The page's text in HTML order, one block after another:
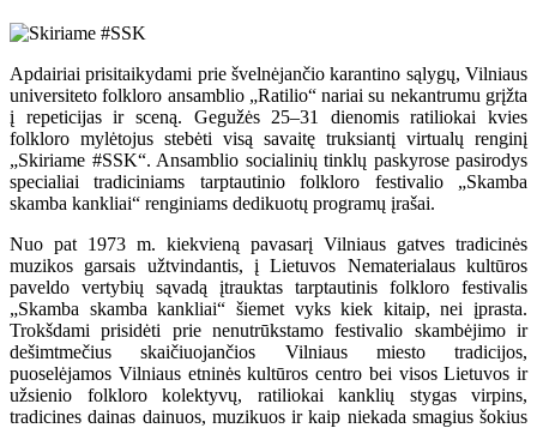
Apdairiai prisitaikydami prie švelnėjančio karantino sąlygų, Vilniaus
universiteto folkloro ansamblio „Ratilio“ nariai su nekantrumu grįžta
į repeticijas ir sceną. Gegužės 25–31 dienomis ratiliokai kvies
folkloro mylėtojus stebėti visą savaitę truksiantį virtualų renginį
„Skiriame #SSK“. Ansamblio socialinių tinklų paskyrose pasirodys
specialiai tradiciniams tarptautinio folkloro festivalio „Skamba
skamba kankliai“ renginiams dedikuotų programų įrašai.
Nuo pat 1973 m. kiekvieną pavasarį Vilniaus gatves tradicinės
muzikos garsais užtvindantis, į Lietuvos Nematerialaus kultūros
paveldo vertybių sąvadą įtrauktas tarptautinis folkloro festivalis
„Skamba skamba kankliai“ šiemet vyks kiek kitaip, nei įprasta.
Trokšdami prisidėti prie nenutrūkstamo festivalio skambėjimo ir
dešimtmečius skaičiuojančios Vilniaus miesto tradicijos,
puoselėjamos Vilniaus etninės kultūros centro bei visos Lietuvos ir
užsienio folkloro kolektyvų, ratiliokai kanklių stygas virpins,
tradicines dainas dainuos, muzikuos ir kaip niekada smagius šokius